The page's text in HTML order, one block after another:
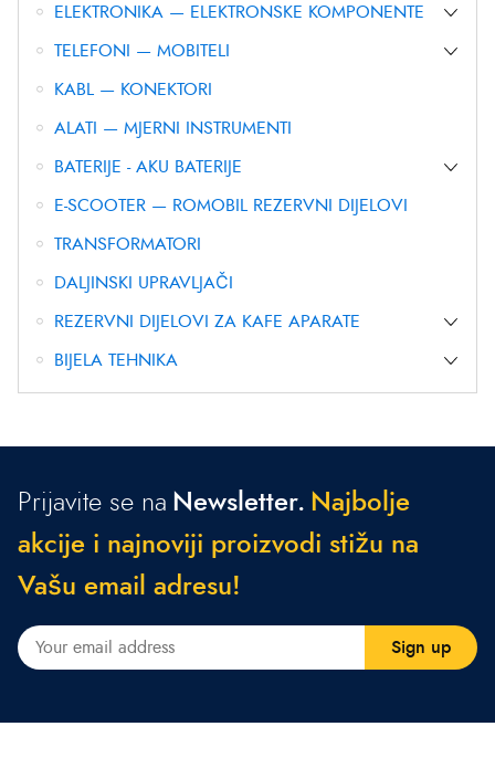
ELEKTRONIKA — ELEKTRONSKE KOMPONENTE
TELEFONI — MOBITELI
KABL — KONEKTORI
ALATI — MJERNI INSTRUMENTI
BATERIJE - AKU BATERIJE
E-SCOOTER — ROMOBIL REZERVNI DIJELOVI
TRANSFORMATORI
DALJINSKI UPRAVLJAČI
REZERVNI DIJELOVI ZA KAFE APARATE
BIJELA TEHNIKA
Prijavite se na Newsletter. Naj bo je
a kcije i najnoviji proizvod i stižu na
Vašu emai ad resu!